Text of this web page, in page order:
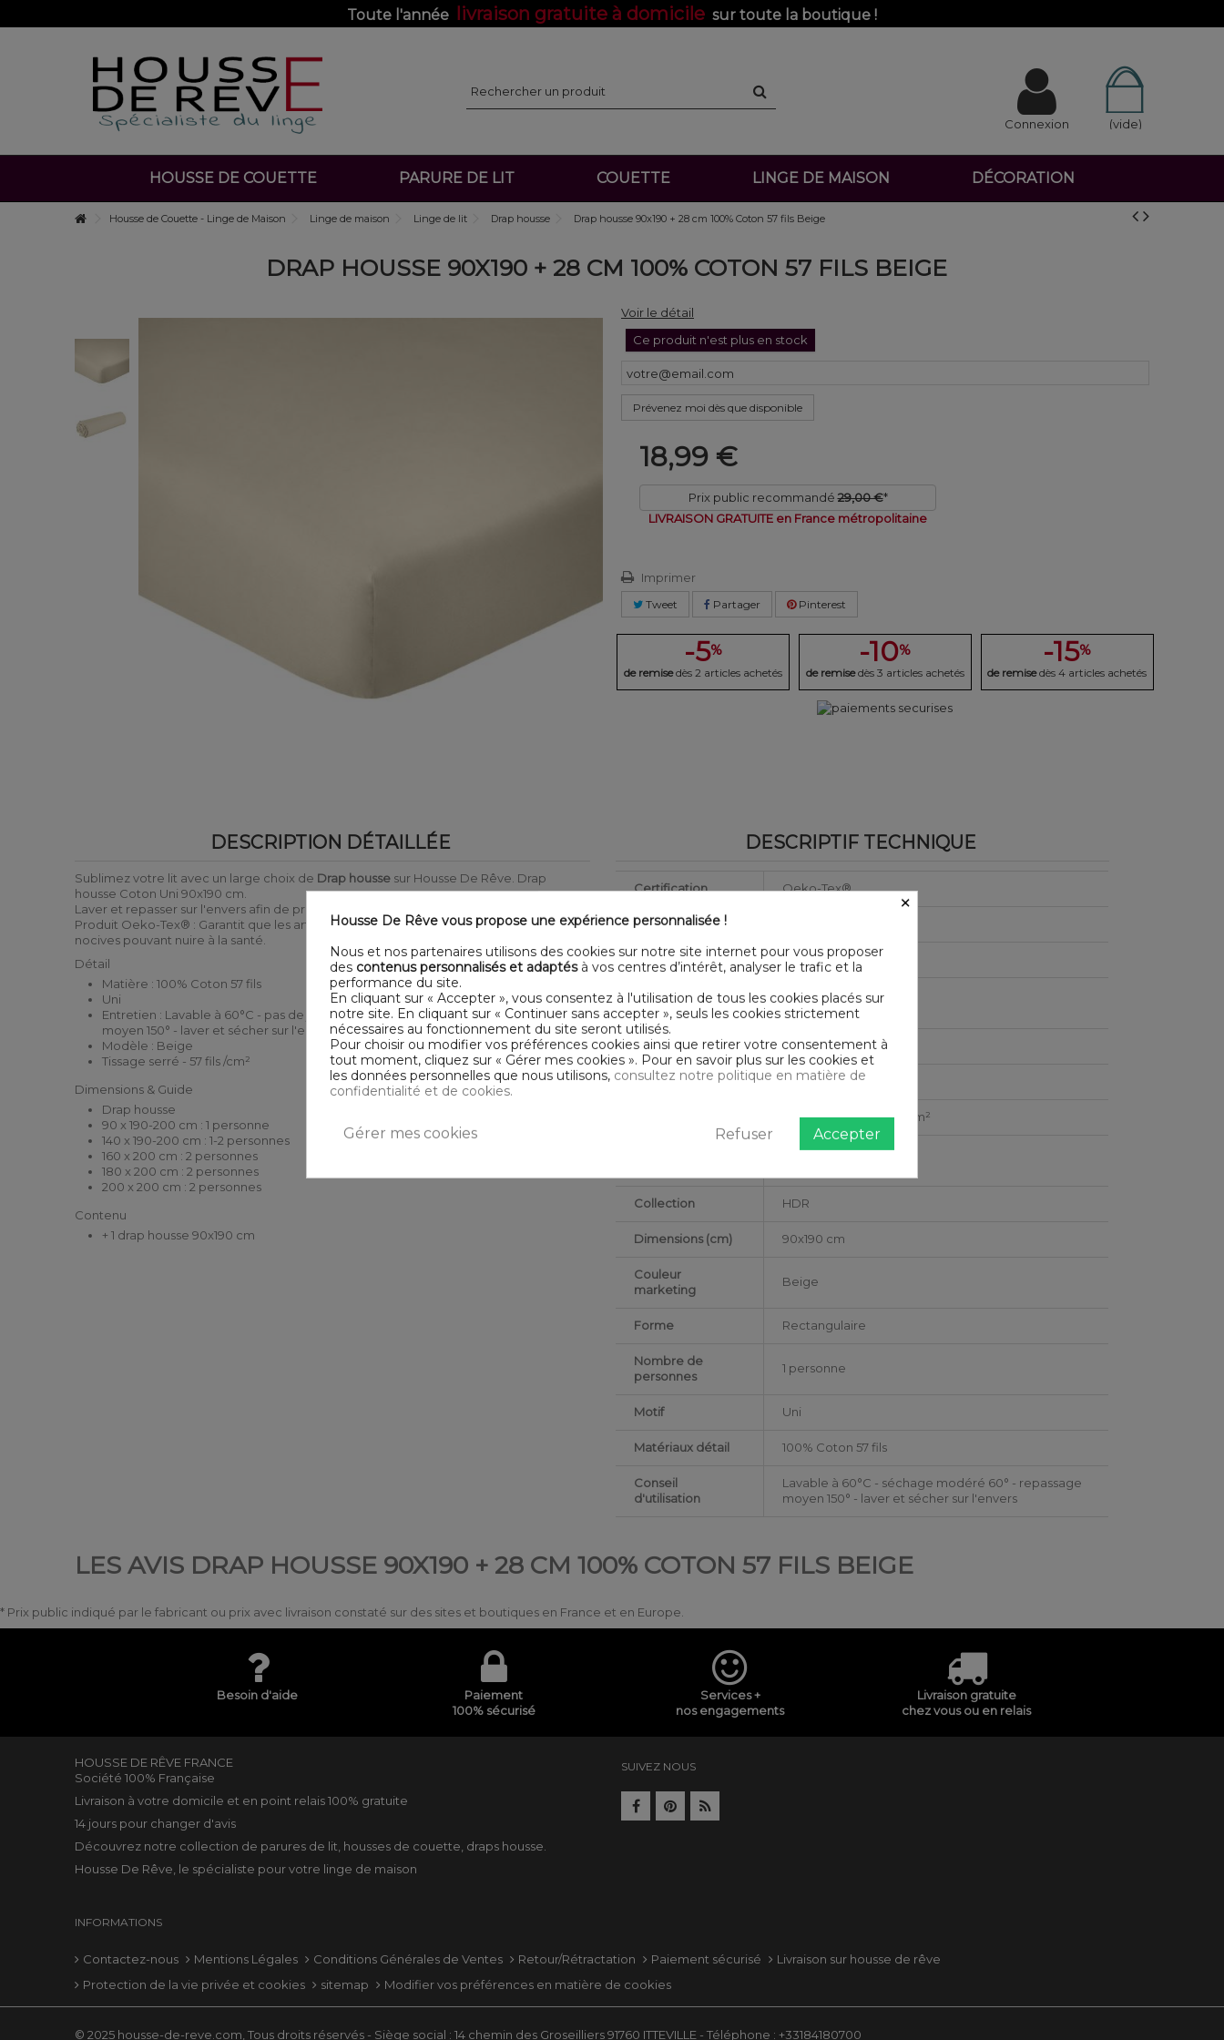
Toute l'année livraison gratuite à domicile sur toute la boutique !
(vide)
Connexion
HOUSSE DE COUETTE PARURE DE LIT COUETTE LINGE DE MAISON DÉCORATION
Housse de Couette - Linge de Maison Linge de maison Linge de lit Drap housse Drap housse 90x190 + 28 cm 100% Coton 57 fils Beige
DRAP HOUSSE 90X190 + 28 CM 100% COTON 57 FILS BEIGE
Voir le détail
Ce produit n'est plus en stock
Prévenez moi dès que disponible
18,99 €
Prix public recommandé 29,00 €*
LIVRAISON GRATUITE en France métropolitaine
Imprimer
Tweet Partager Pinterest
-5%
de remise dès 2 articles achetés
-10%
de remise dès 3 articles achetés
-15%
de remise dès 4 articles achetés
DESCRIPTION DÉTAILLÉE
Sublimez votre lit avec un large choix de Drap housse sur Housse De Rêve. Drap
housse Coton Uni 90x190 cm.
Laver et repasser sur l'envers afin de protéger les couleurs
Produit Oeko-Tex® : Garantit que les articles testés ne présentent pas de substances
nocives pouvant nuire à la santé.
Détail
Matière : 100% Coton 57 fils
Uni
Entretien : Lavable à 60°C - pas de javel - sechage modéré 60° - repassage
moyen 150° - laver et sécher sur l'envers
Modèle : Beige
Tissage serré - 57 fils /cm²
Dimensions & Guide
Drap housse
90 x 190-200 cm : 1 personne
140 x 190-200 cm : 1-2 personnes
160 x 200 cm : 2 personnes
180 x 200 cm : 2 personnes
200 x 200 cm : 2 personnes
Contenu
+ 1 drap housse 90x190 cm
DESCRIPTIF TECHNIQUE
Certification Oeko-Tex®
Longueur
Matériaux Coton
Conseils
d'entretien
Lavable en machine
Type de public Adulte
Largeur 90
Tissage serré - 57 fils /cm²
Collection HDR
Dimensions (cm) 90x190 cm
Couleur
marketing
Beige
Forme Rectangulaire
Nombre de
personnes
1 personne
Motif Uni
Matériaux détail 100% Coton 57 fils
Conseil
d'utilisation
Lavable à 60°C - séchage modéré 60° - repassage
moyen 150° - laver et sécher sur l'envers
LES AVIS DRAP HOUSSE 90X190 + 28 CM 100% COTON 57 FILS BEIGE
* Prix public indiqué par le fabricant ou prix avec livraison constaté sur des sites et boutiques en France et en Europe.
Besoin d'aide
Paiement
100% sécurisé
Services +
nos engagements
Livraison gratuite
chez vous ou en relais
HOUSSE DE RÊVE FRANCE
Société 100% Française
Livraison à votre domicile et en point relais 100% gratuite
14 jours pour changer d'avis
Découvrez notre collection de parures de lit housses de couette draps housse
Housse De Rêve, le spécialiste pour votre linge de maison
SUIVEZ NOUS
INFORMATIONS
Contactez-nous Mentions Légales Conditions Générales de Ventes Retour/Rétractation Paiement sécurisé
Livraison sur housse de rêve
Protection de la vie privée et cookies
sitemap Modifier vos préférences en matière de cookies
© 2025 housse-de-reve.com, Tous droits réservés - Siège social : 14 chemin des Groseilliers 91760 ITTEVILLE - Téléphone : +33184180700
×
Housse De Rêve vous propose une expérience personnalisée !
Nous et nos partenaires utilisons des cookies sur notre site internet pour vous proposer
des contenus personnalisés et adaptésà vos centres d’intérêt, analyser le trafic et la
performance du site.
En cliquant sur « Accepter », vous consentez à l'utilisation de tous les cookies placés sur
notre site. En cliquant sur « Continuer sans accepter », seuls les cookies strictement
nécessaires au fonctionnement du site seront utilisés.
Pour choisir ou modifier vos préférences cookies ainsi que retirer votre consentement à
tout moment, cliquez sur « Gérer mes cookies ». Pour en savoir plus sur les cookies et
les données personnelles que nous utilisons, consultez notre politique en matière de
confidentialité et de cookies.
Accepter
Refuser
Gérer mes cookies